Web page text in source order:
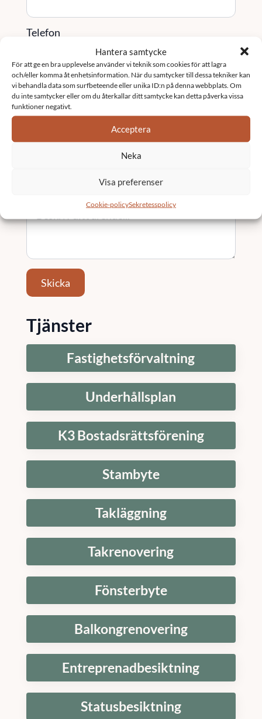
Hantera samtycke
För att ge en bra upplevelse använder vi teknik som cookies för att lagra
och/eller komma åt enhetsinformation. När du samtycker till dessa tekniker kan
vi behandla data som surfbeteende eller unika ID:n på denna webbplats. Om
du inte samtycker eller om du återkallar ditt samtycke kan detta påverka vissa
funktioner negativt.
Acceptera
Neka
Visa preferenser
Cookie-policySekretesspolicy
Telefon
Tjänst / Område (valfritt)
Skicka
Tjänster
Fastighetsförvaltning
Underhållsplan
K3 Bostadsrättsförening
Stambyte
Takläggning
Takrenovering
Fönsterbyte
Balkongrenovering
Entreprenadbesiktning
Statusbesiktning